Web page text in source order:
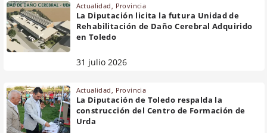
Actualidad Provincia
La Diputación licita la futura Unidad de
Rehabilitación de Daño Cerebral Adquirido
en Toledo
31 julio 2026
Actualidad Provincia
La Diputación de Toledo respalda la
construcción del Centro de Formación de
Urda